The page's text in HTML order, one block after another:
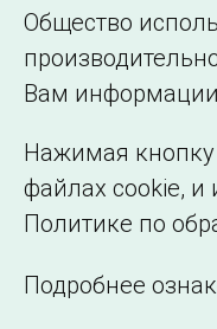
©2005–2026 АО
Общество
Вам
Нажимая кнопку
файлах cookie, и
Политике по
Подробнее